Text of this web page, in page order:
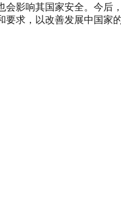
影响其国家安全。今后
求，以改善发展中国家